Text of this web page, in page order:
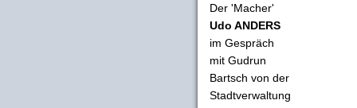
Der 'Macher'
Udo ANDERS
im Gespräch
mit Gudrun
Bartsch von der
Stadtverwaltung